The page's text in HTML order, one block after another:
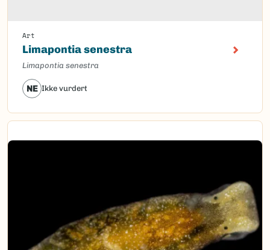
Art
Limapontia senestra
Limapontia senestra
NE Ikke vurdert